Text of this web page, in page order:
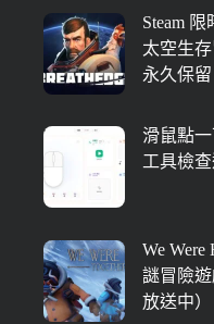
Steam 限
太空生
永久保留
滑鼠點
工具檢
We Were
謎冒險遊
放送中）